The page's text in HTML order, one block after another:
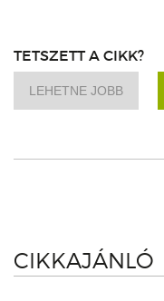
TETSZETT A CIKK?
LEHETNE JOBB
CIKKAJÁNLÓ